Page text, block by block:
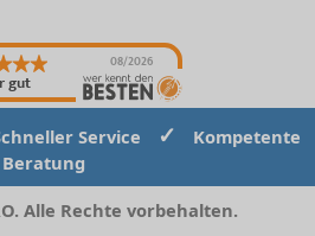
gut
08/2026
Service ✓
Kompetente
Beratung
Alle Rechte vorbehalten.